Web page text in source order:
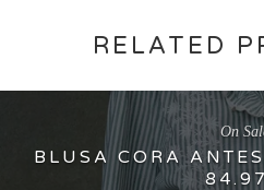
RELATED
BLUSA CORA
On